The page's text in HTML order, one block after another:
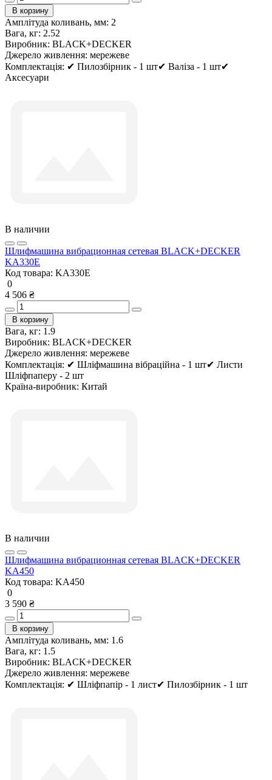
В корзину
Амплітуда коливань, мм: 2
Вага, кг: 2.52
Виробник: BLACK+DECKER
Джерело живлення: мережеве
Комплектація: ✔ Пилозбірник - 1 шт✔ Валіза - 1 шт✔
Аксесуари
В наличии
Шлифмашина вибрационная сетевая BLACK+DECKER
KA330E
Код товара: KA330E
0
4 506 ₴
В корзину
Вага, кг: 1.9
Виробник: BLACK+DECKER
Джерело живлення: мережеве
Комплектація: ✔ Шліфмашина вібраційна - 1 шт✔ Листи
Шліфпаперу - 2 шт
Країна-виробник: Китай
В наличии
Шлифмашина вибрационная сетевая BLACK+DECKER
KA450
Код товара: KA450
0
3 590 ₴
В корзину
Амплітуда коливань, мм: 1.6
Вага, кг: 1.5
Виробник: BLACK+DECKER
Джерело живлення: мережеве
Комплектація: ✔ Шліфпапір - 1 лист✔ Пилозбірник - 1 шт